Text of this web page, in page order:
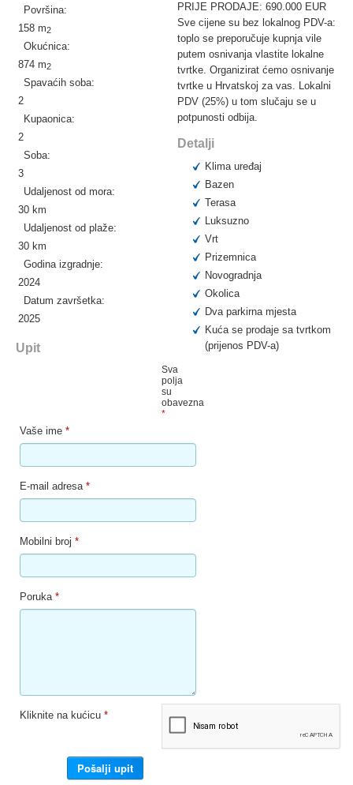
Površina:
158 m2
Okućnica:
874 m2
Spavaćih soba:
2
Kupaonica:
2
Soba:
3
Udaljenost od mora:
30 km
Udaljenost od plaže:
30 km
Godina izgradnje:
2024
Datum završetka:
2025
Upit
Sva
polja
su
obavezna
*
Vaše ime *
E-mail adresa *
Mobilni broj *
Poruka *
Kliknite na kućicu *
PRIJE PRODAJE: 690.000 EUR
Sve cijene su bez lokalnog PDV-a:
toplo se preporučuje kupnja vile
putem osnivanja vlastite lokalne
tvrtke. Organizirat ćemo osnivanje
tvrtke u Hrvatskoj za vas. Lokalni
PDV (25%) u tom slučaju se u
potpunosti odbija.
Detalji
Klima uređaj
Bazen
Terasa
Luksuzno
Vrt
Prizemnica
Novogradnja
Okolica
Dva parkirna mjesta
Kuća se prodaje sa tvrtkom
(prijenos PDV-a)